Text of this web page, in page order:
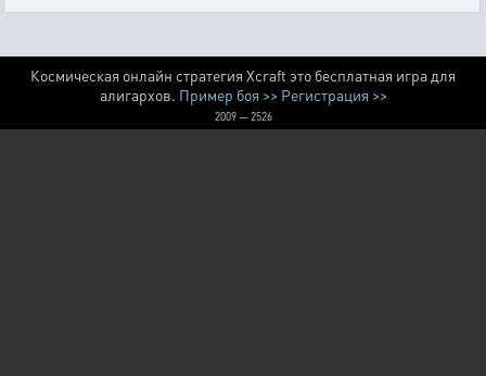
Космическая онлайн стратегия Xcraft это бесплатная игра для
алигархов. Пример боя >> Регистрация >>
2009 — 2526